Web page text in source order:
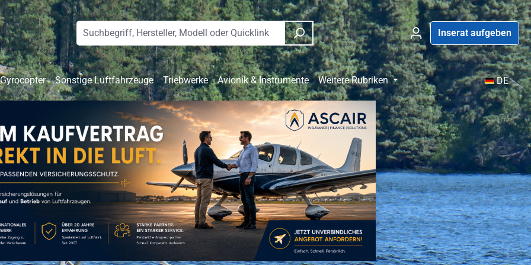
Inserat aufgeben
Sonstige Luftfahrzeuge Triebwerke Avionik & Instrumente Weitere Rubriken DE